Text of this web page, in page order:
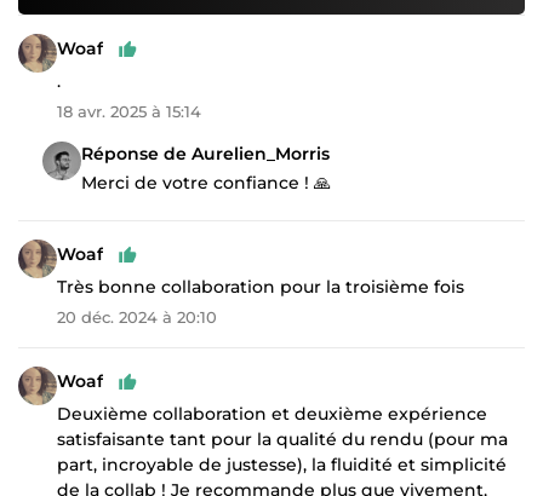
Woaf
.
18 avr. 2025 à 15:14
Réponse de Aurelien_Morris
Merci de votre confiance ! 🙏
Woaf
Très bonne collaboration pour la troisième fois
20 déc. 2024 à 20:10
Woaf
Deuxième collaboration et deuxième expérience
satisfaisante tant pour la qualité du rendu (pour ma
part, incroyable de justesse), la fluidité et simplicité
de la collab ! Je recommande plus que vivement,